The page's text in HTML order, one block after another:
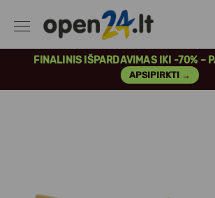
FINALINIS IŠPARDAVIMAS IKI -70% –
APSIPIRKTI →